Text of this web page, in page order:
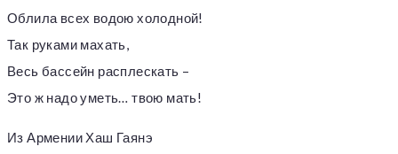
Облила всех водою холодной!
Так руками махать,
Весь бассейн расплескать –
Это ж надо уметь… твою мать!
Из Армении Хаш Гаянэ